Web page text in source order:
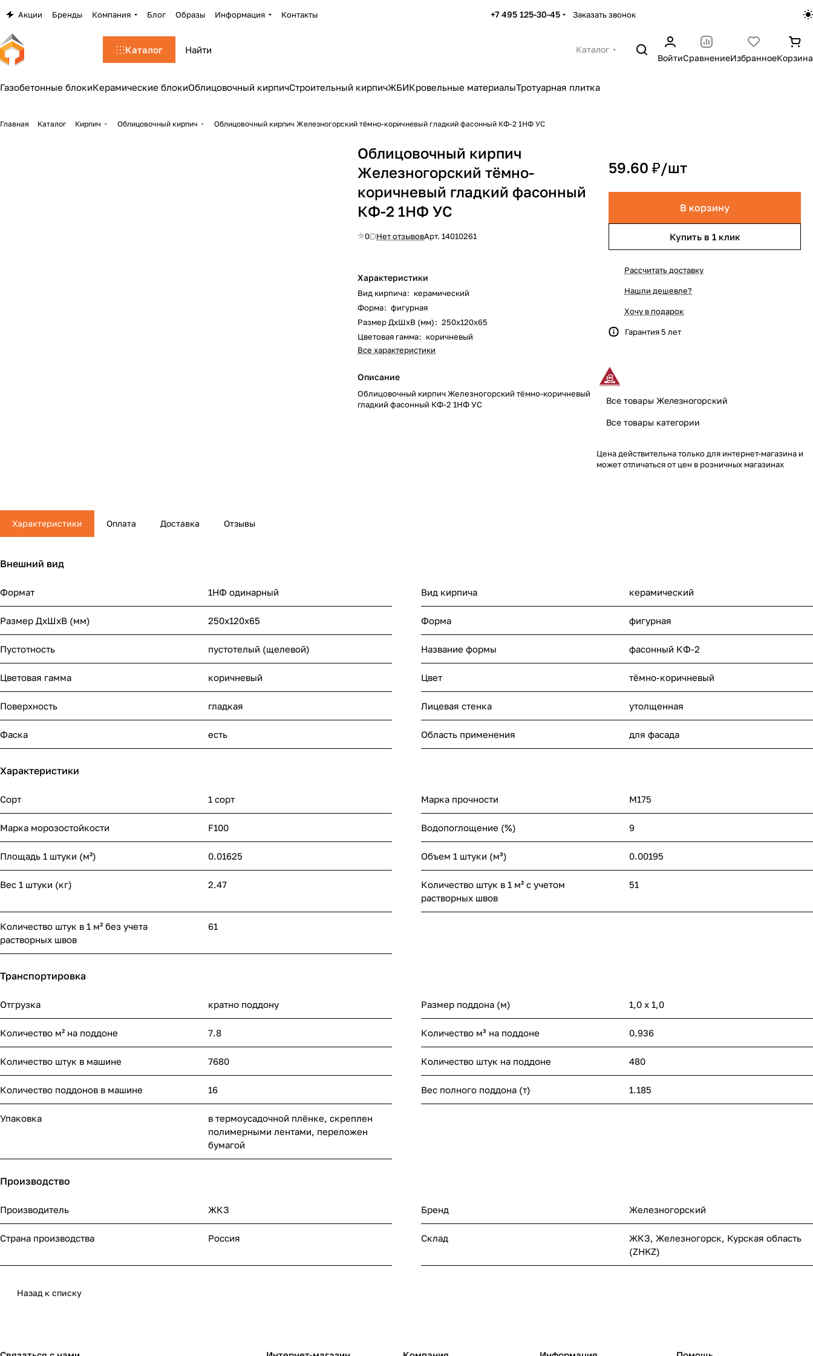
Акции Бренды Компания Блог Образы Информация Контакты +7 495 125-30-45 Заказать звонок
Каталог
Каталог
ВойтиСравнениеИзбранноеКорзина
Газобетонные блокиКерамические блокиОблицовочный кирпичСтроительный кирпичЖБИКровельные материалыТротуарная плитка
Главная Каталог Кирпич Облицовочный кирпич Облицовочный кирпич Железногорский тёмно-коричневый гладкий фасонный КФ-2 1НФ УС
Облицовочный кирпич
Железногорский тёмно-
коричневый гладкий фасонный
КФ-2 1НФ УС
0 Нет отзывовАрт.14010261
Характеристики
Вид кирпича: керамический
Форма: фигурная
Размер ДхШхВ (мм): 250х120х65
Цветовая гамма: коричневый
Все характеристики
Описание
Облицовочный кирпич Железногорский тёмно-коричневый
гладкий фасонный КФ-2 1НФ УС
59.60 ₽/шт
В корзину
Купить в 1 клик
Рассчитать доставку
Нашли дешевле?
Хочу в подарок
Гарантия 5 лет
Все товары Железногорский
Все товары категории
Цена действительна только для интернет-магазина и
может отличаться от цен в розничных магазинах
Характеристики Оплата Доставка Отзывы
Внешний вид
Формат 1НФ одинарный Вид кирпича керамический
Размер ДхШхВ (мм) 250х120х65 Форма фигурная
Пустотность пустотелый (щелевой) Название формы фасонный КФ-2
Цветовая гамма коричневый Цвет тёмно-коричневый
Поверхность гладкая Лицевая стенка утолщенная
Фаска есть Область применения для фасада
Характеристики
Сорт 1 сорт Марка прочности М175
Марка морозостойкости F100 Водопоглощение (%) 9
Площадь 1 штуки (м²) 0.01625 Объем 1 штуки (м³) 0.00195
Вес 1 штуки (кг) 2.47
Количество штук в 1 м² с учетом
растворных швов
51
Количество штук в 1 м² без учета
растворных швов
61
Транспортировка
Отгрузка кратно поддону Размер поддона (м) 1,0 х 1,0
Количество м² на поддоне 7.8 Количество м³ на поддоне 0.936
Количество штук в машине 7680 Количество штук на поддоне 480
Количество поддонов в машине 16 Вес полного поддона (т) 1.185
Упаковка
в термоусадочной плёнке, скреплен
полимерными лентами, переложен
бумагой
Производство
Производитель ЖКЗ Бренд Железногорский
Страна производства Россия Склад
ЖКЗ, Железногорск, Курская область
(ZHKZ)
Назад к списку